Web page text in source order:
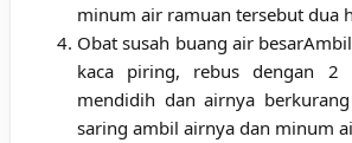
minum air ramuan tersebut dua
Obat susah buang air
kaca piring, rebus dengan 2
mendidih dan airnya
saring ambil airnya dan minum